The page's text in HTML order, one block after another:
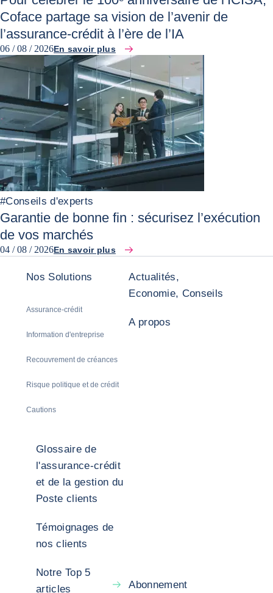
Coface partage sa vision de l’avenir de
l’assurance-crédit à l’ère de l’IA
06 / 08 / 2026En savoir plus
#Conseils d'experts
Garantie de bonne fin : sécurisez l’exécution
de vos marchés
04 / 08 / 2026En savoir plus
Nos Solutions
Assurance-crédit
Information d'entreprise
Recouvrement de créances
Risque politique et de crédit
Cautions
Actualités,
Economie, Conseils
A propos
Glossaire de
l'assurance-crédit
et de la gestion du
Poste clients
Témoignages de
nos clients
Notre Top 5
articles
Abonnement